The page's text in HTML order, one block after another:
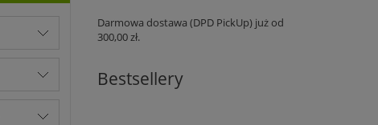
Darmowa dostawa (DPD PickUp) już od
300,00 zł.
Bestsellery